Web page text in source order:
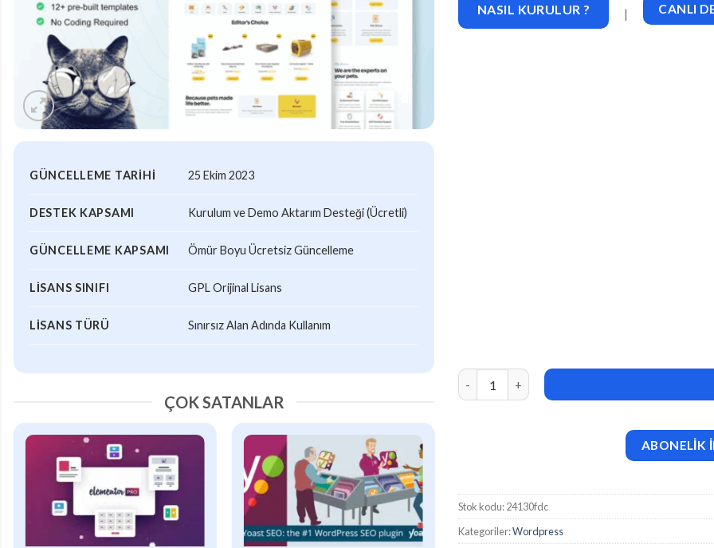
GÜNCELLEME TARIHI 25 Ekim 2023
DESTEK KAPSAMI Kurulum ve Demo Aktarım Desteği (Ücretli)
GÜNCELLEME KAPSAMI Ömür Boyu Ücretsiz Güncelleme
LISANS SINIFI GPL Orijinal Lisans
LISANS TÜRÜ Sınırsız Alan Adında Kullanım
ÇOK SATANLAR
NASIL KURULUR ? | CANLI
PawPaw – WooCommerce Pet Shop & Pet
ABONELİK
Stok kodu:24130fdc
Kategoriler:Wordpress